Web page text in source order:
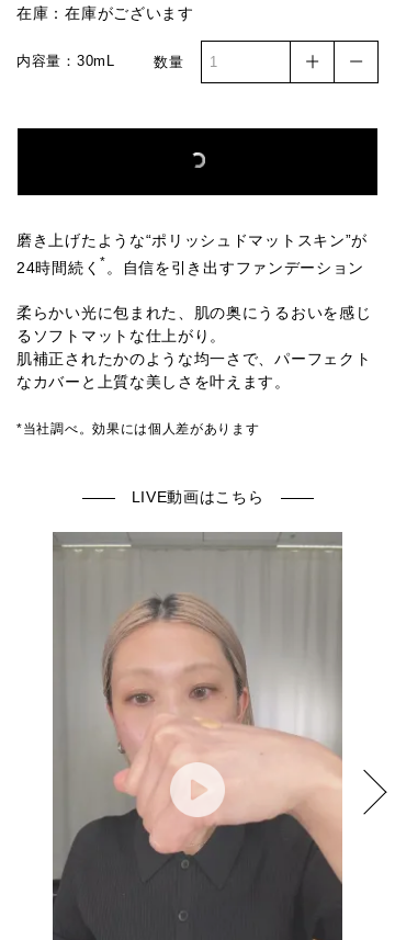
010 011 012
在庫：在庫がございます
内容量：30mL 数量
磨き上げたような“ポリッシュドマットスキン”が
24時間続く * 。自信を引き出すファンデーション
柔らかい光に包まれた、肌の奥にうるおいを感じ
るソフトマットな仕上がり。
肌補正されたかのような均一さで、パーフェクト
なカバーと上質な美しさを叶えます。
*当社調べ。効果には個人差があります
LIVE動画はこちら